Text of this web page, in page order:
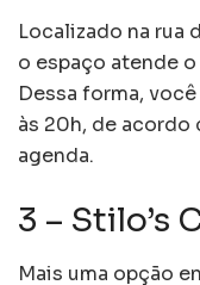
Localizado na rua
o espaço atende
Dessa forma,
às 20h, de
agenda.
3 – Stilo’s
Mais uma opção